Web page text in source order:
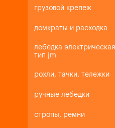
грузовой крепеж
домкраты и расходка
лебедка электрическая
тип jm
рохли, тачки, тележки
ручные лебедки
стропы, ремни